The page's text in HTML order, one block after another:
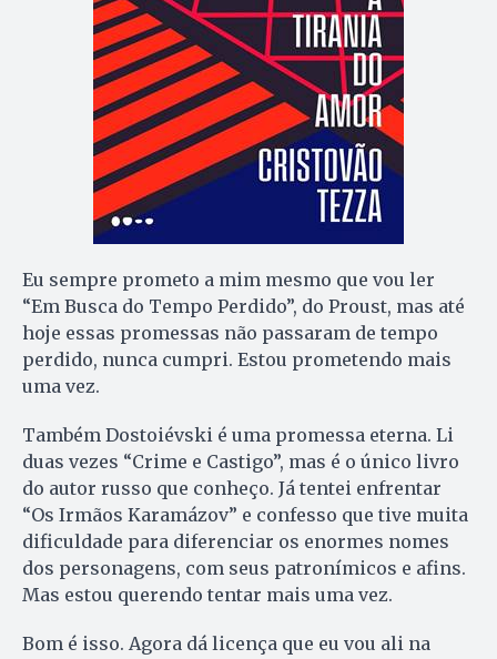
Eu sempre prometo a mim mesmo que vou ler
“Em Busca do Tempo Perdido”, do Proust, mas até
hoje essas promessas não passaram de tempo
perdido, nunca cumpri. Estou prometendo mais
uma vez.
Também Dostoiévski é uma promessa eterna. Li
duas vezes “Crime e Castigo”, mas é o único livro
do autor russo que conheço. Já tentei enfrentar
“Os Irmãos Karamázov” e confesso que tive muita
dificuldade para diferenciar os enormes nomes
dos personagens, com seus patronímicos e afins.
Mas estou querendo tentar mais uma vez.
Bom é isso. Agora dá licença que eu vou ali na